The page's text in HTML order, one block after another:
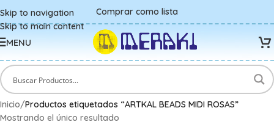
Skip to navigation
Skip to main content
Comprar como lista
MENU
Inicio/Productos etiquetados “ARTKAL BEADS MIDI ROSAS”
Mostrando el único resultado